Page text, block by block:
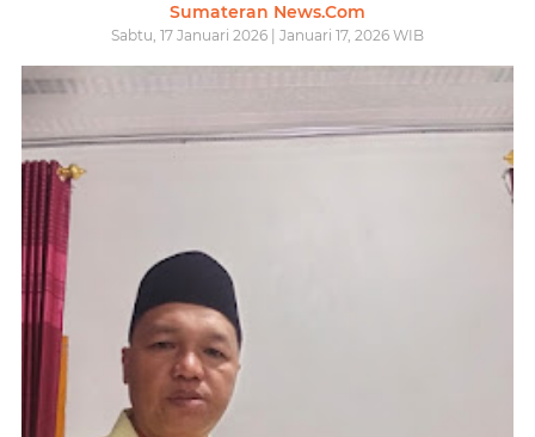
Sumateran News.Com
Sabtu, 17 Januari 2026 | Januari 17, 2026 WIB